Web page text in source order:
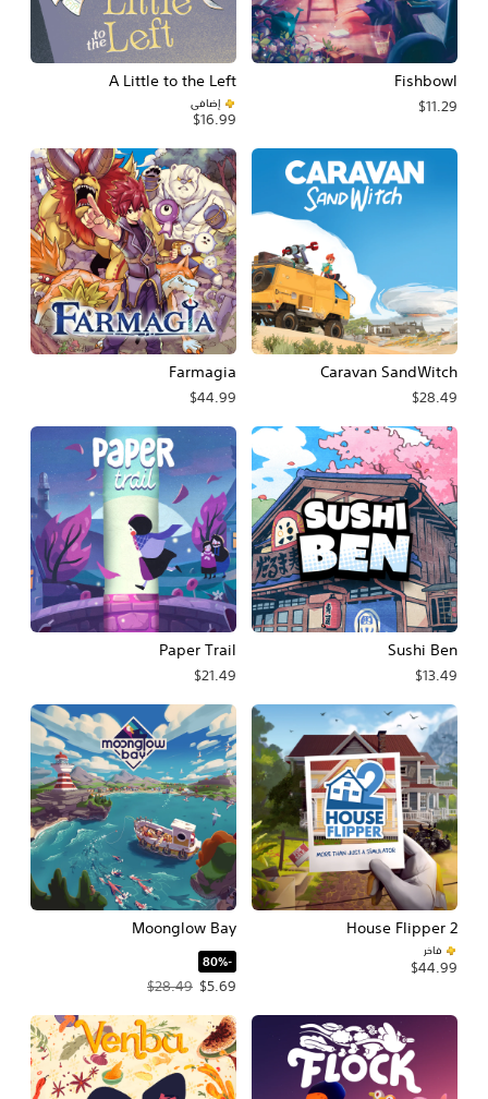
Fishbowl
$11.29
A Little to the Left
إضافي
$16.99
Caravan SandWitch
$28.49
Farmagia
$44.99
Sushi Ben
$13.49
Paper Trail
$21.49
House Flipper 2
فاخر
$44.99
Moonglow Bay
‏-80%‏
$5.69
سعر العرض $5.69‏. السعر الأصلي، $28.49‏.
$28.49